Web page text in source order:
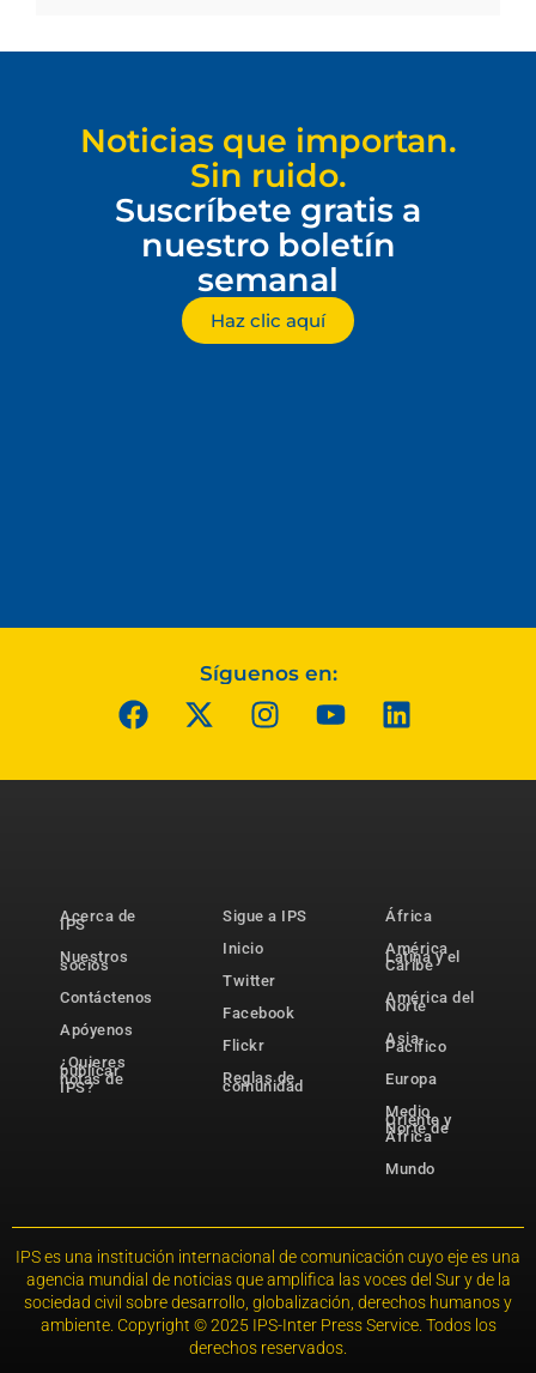
Noticias que importan.
Sin ruido.
Suscríbete gratis a
nuestro boletín
semanal
Haz clic aquí
Síguenos en:
Acerca de
IPS
Nuestros
socios
Contáctenos
Apóyenos
¿Quieres
publicar
notas de
IPS?
Sigue a IPS
Inicio
Twitter
Facebook
Flickr
Reglas de
comunidad
África
América
Latina y el
Caribe
América del
Norte
Asia-
Pacífico
Europa
Medio
Oriente y
Norte de
África
Mundo
IPS es una institución internacional de comunicación cuyo eje es una
agencia mundial de noticias que amplifica las voces del Sur y de la
sociedad civil sobre desarrollo, globalización, derechos humanos y
ambiente. Copyright © 2025 IPS-Inter Press Service. Todos los
derechos reservados.